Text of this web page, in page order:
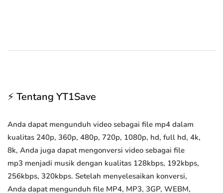
⚡ Tentang YT1Save
Anda dapat mengunduh video sebagai file mp4 dalam
kualitas 240p, 360p, 480p, 720p, 1080p, hd, full hd, 4k,
8k, Anda juga dapat mengonversi video sebagai file
mp3 menjadi musik dengan kualitas 128kbps, 192kbps,
256kbps, 320kbps. Setelah menyelesaikan konversi,
Anda dapat mengunduh file MP4, MP3, 3GP, WEBM,